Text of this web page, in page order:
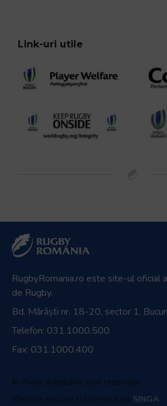
Link-uri utile
RugbyRomania.ro este site-ul oficial
de Rugby.
Bd. Mărăști nr. 18-20, sector 1,
Telefon: 031.1000.500
Fax: 031.1000.400
© Toate drepturile sunt rezervate.
Website realizat și întreținut de SINGA